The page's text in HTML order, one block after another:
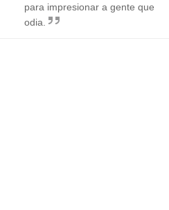
para impresionar a gente que
odia.